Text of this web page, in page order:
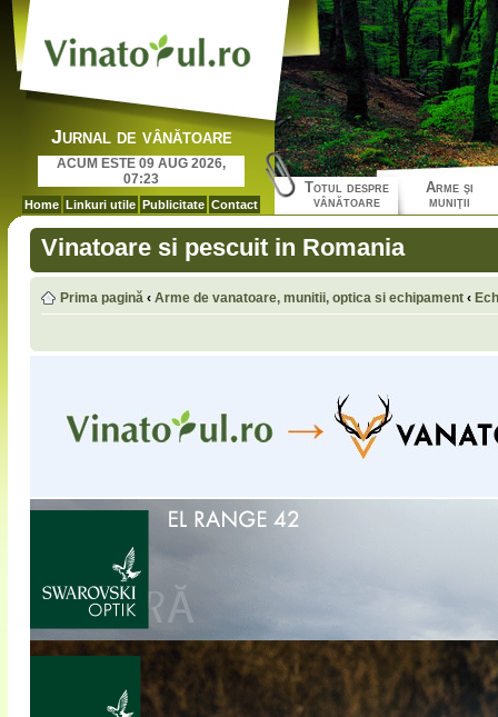
Jurnal de vânătoare
ACUM ESTE 09 AUG 2026,
07:23
Home Linkuri utile Publicitate Contact
Totul despre
vânătoare
Arme şi
muniţii
Vinatoare si pescuit in Romania
Prima pagină ‹ Arme de vanatoare, munitii, optica si echipament ‹